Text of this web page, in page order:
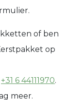
of ben
op
+31 6 44111970.
meer.